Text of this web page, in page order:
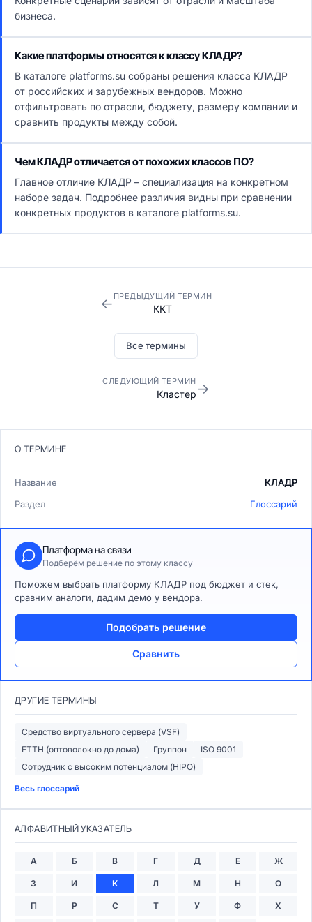
бизнеса.
Какие платформы относятся к классу КЛАДР?
В каталоге platforms.su собраны решения класса КЛАДР
от российских и зарубежных вендоров. Можно
отфильтровать по отрасли, бюджету, размеру компании и
сравнить продукты между собой.
Чем КЛАДР отличается от похожих классов ПО?
Главное отличие КЛАДР – специализация на конкретном
наборе задач. Подробнее различия видны при сравнении
конкретных продуктов в каталоге platforms.su.
← ПРЕДЫДУЩИЙ ТЕРМИН
ККТ
Все термины
СЛЕДУЮЩИЙ ТЕРМИН
Кластер→
О ТЕРМИНЕ
Название
КЛАДР
Раздел
Глоссарий
Платформа на связи
Подберём решение по этому классу
Поможем выбрать платформу КЛАДР под бюджет и стек,
сравним аналоги, дадим демо у вендора.
Подобрать решение
Сравнить
ДРУГИЕ ТЕРМИНЫ
Средство виртуального сервера (VSF)
FTTH (оптоволокно до дома)
Группон
ISO 9001
Сотрудник с высоким потенциалом (HIPO)
Весь глоссарий
АЛФАВИТНЫЙ УКАЗАТЕЛЬ
А Б В Г Д Е Ж
З И К Л М Н О
П Р С Т У Ф Х